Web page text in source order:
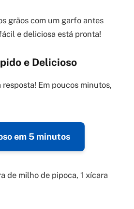
grãos com um garfo antes
e deliciosa está pronta!
e Delicioso
Em poucos minutos,
em 5 minutos
de milho de pipoca, 1 xícara